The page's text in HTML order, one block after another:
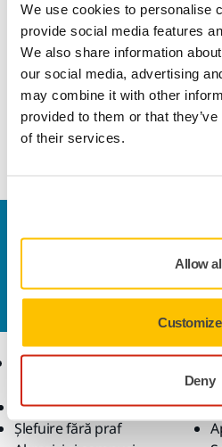
We use cookies to personalise
provide social media features
We also share information
our social media, advertising
may combine it with other
provided to them or that
of their services.
Allow
Customize
Deny
Informații
Detalii tehnice
Taler pentru șlefuitoare orbitale.
de taler și instrucțiuni de utilizare.
Doriți să aflați mai multe?
va răspunde la întrebări.
Produse
Scule electrice
Șlefuire fără praf